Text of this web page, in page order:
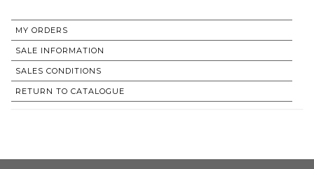
MY ORDERS
SALE INFORMATION
SALES CONDITIONS
RETURN TO CATALOGUE